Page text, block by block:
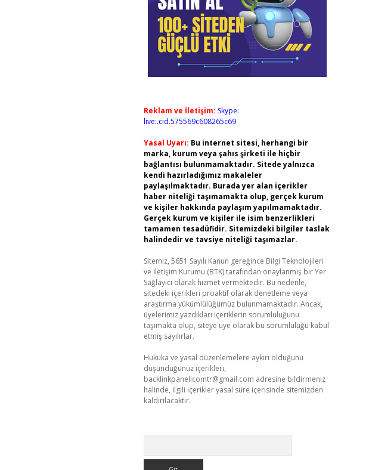
Reklam ve İletişim: Skype:
live:.cid.575569c608265c69
Yasal Uyarı: Bu internet sitesi, herhangi bir
marka, kurum veya şahıs şirketi ile hiçbir
bağlantısı bulunmamaktadır. Sitede yalnızca
kendi hazırladığımız makaleler
paylaşılmaktadır. Burada yer alan içerikler
haber niteliği taşımamakta olup, gerçek kurum
ve kişiler hakkında paylaşım yapılmamaktadır.
Gerçek kurum ve kişiler ile isim benzerlikleri
tamamen tesadüfidir. Sitemizdeki bilgiler taslak
halindedir ve tavsiye niteliği taşımazlar.
Sitemiz, 5651 Sayılı Kanun gereğince Bilgi Teknolojileri
ve İletişim Kurumu (BTK) tarafından onaylanmış bir Yer
Sağlayıcı olarak hizmet vermektedir. Bu nedenle,
sitedeki içerikleri proaktif olarak denetleme veya
araştırma yükümlülüğümüz bulunmamaktadır. Ancak,
üyelerimiz yazdıkları içeriklerin sorumluluğunu
taşımakta olup, siteye üye olarak bu sorumluluğu kabul
etmiş sayılırlar.
Hukuka ve yasal düzenlemelere aykırı olduğunu
düşündüğünüz içerikleri,
backlinkpanelicomtr@gmail.com adresine bildirmeniz
halinde, ilgili içerikler yasal süre içerisinde sitemizden
kaldırılacaktır.